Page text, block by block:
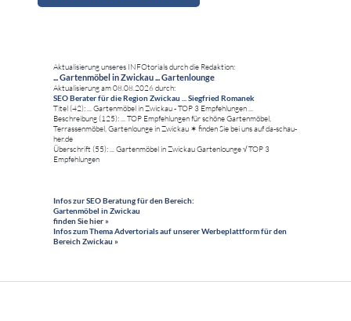
Aktualisierung unseres INFOtorials durch die Redaktion:
... Gartenmöbel in Zwickau ... Gartenlounge
Aktualisierung am 08.08.2026 durch:
SEO Berater für die Region Zwickau ... Siegfried Romanek
Titel (42): ... Gartenmöbel in Zwickau - TOP 3 Empfehlungen ...
Beschreibung (125): ... TOP Empfehlungen für schöne Gartenmöbel,
Terrassenmöbel, Gartenlounge in Zwickau ✶ finden Sie bei uns auf da-schau-
her.de
Überschrift (55): ... Gartenmöbel in Zwickau Gartenlounge √ TOP 3
Empfehlungen
Infos zur SEO Beratung für den Bereich:
Gartenmöbel in Zwickau
finden Sie hier »
Infos zum Thema Advertorials auf unserer Werbeplattform für den
Bereich Zwickau »